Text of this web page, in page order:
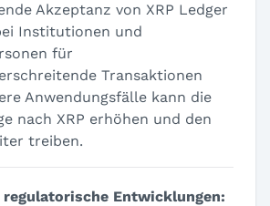
Akzeptanz von XRP Ledger
Institutionen und
für
Transaktionen
Anwendungsfälle kann die
nach XRP erhöhen und den
treiben.
Entwicklungen: